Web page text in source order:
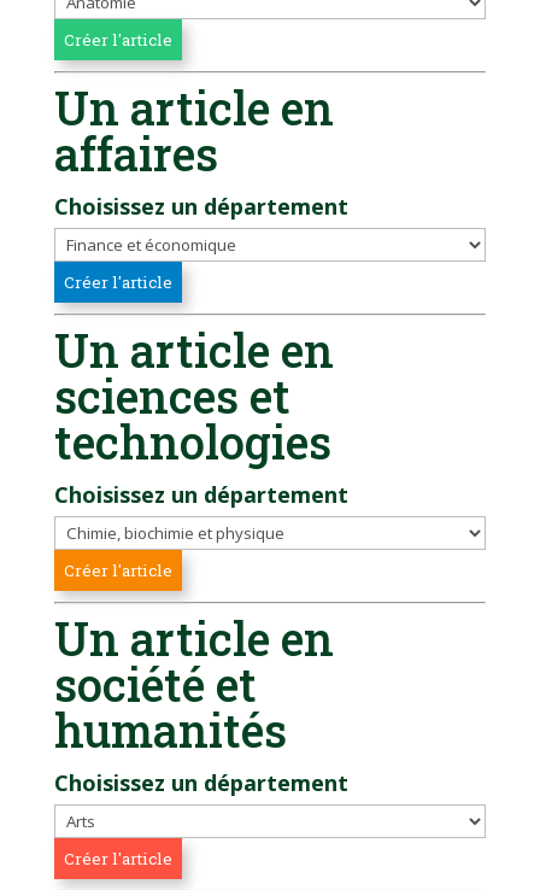
Un article en
affaires
Choisissez un département
Un article en
sciences et
technologies
Choisissez un département
Un article en
société et
humanités
Choisissez un département